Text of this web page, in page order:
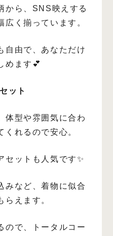
から、SNS映えする
広く揃っています。
自由で、あなただけ
めます💕
ット
体型や雰囲気に合わ
くれるので安心。
セットも人気です✨
みなど、着物に似合
らえます。
ので、トータルコー